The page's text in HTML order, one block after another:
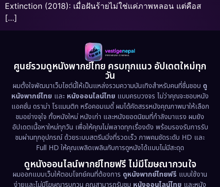
Extinction (2018): เมื่อฝันร้ายไม่ใช่แค่ภาพหลอน แต่คือส
[…]
ศูนย์รวมดูหนังพากย์ไทย ครบทุกแนว อัปเดตใหม่ทุก
วัน
ผมตั้งใจพัฒนาเว็บไซต์นี้ให้เป็นแหล่งรวมความบันเทิงสำหรับคนที่ชื่นชอบ ดู
หนังพากย์ไทย และ หนังออนไลน์ไทย แบบครบวงจร ไม่ว่าคุณจะชอบหนัง
แอคชั่น ดราม่า โรแมนติก หรือคอมเมดี้ ผมได้คัดสรรหนังคุณภาพมาให้เลือก
ชมอย่างจุใจ ทั้งหนังใหม่ หนังเก่า และหนังยอดนิยมที่กำลังมาแรง ผมยัง
อัปเดตเนื้อหาใหม่ทุกวัน เพื่อให้คุณไม่พลาดทุกเรื่องดัง พร้อมรองรับการรับ
ชมผ่านทุกอุปกรณ์ ด้วยระบบสตรีมมิ่งที่รวดเร็ว ภาพคมชัดระดับ HD และ
Full HD ให้คุณเพลิดเพลินกับการดูหนังได้แบบไม่มีสะดุด
ดูหนังออนไลน์พากย์ไทยฟรี ไม่มีโฆษณากวนใจ
ผมออกแบบเว็บให้ตอบโจทย์คนที่ต้องการ ดูหนังพากย์ไทยฟรี แบบใช้งาน
ง่ายและไม่มีโฆษณารบกวน คุณสามารถรับชม หนังออนไลน์ไทย และหนัง